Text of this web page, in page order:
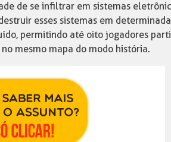
de se infiltrar em sistemas
esses sistemas em
permitindo até oito jogadores
mesmo mapa do modo história.